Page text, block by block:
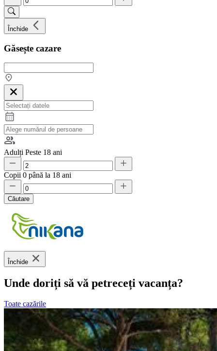
Închide
Găsește cazare
Adulți Peste 18 ani
Copii 0 până la 18 ani
Căutare
Închide
Unde doriți să vă petreceți vacanța?
Toate cazările